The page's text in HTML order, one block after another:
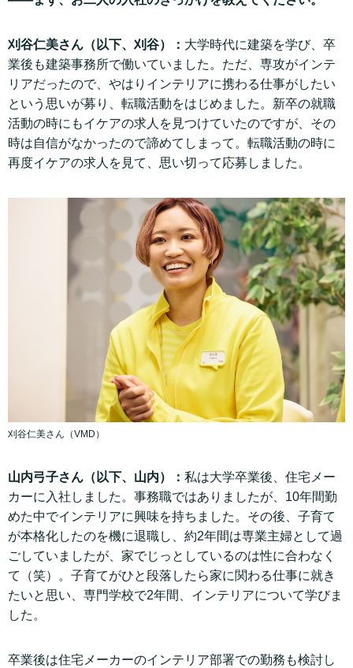
刈谷仁美さん（以下、刈谷）： 大学時代に建築を学び、卒
業後も建築事務所で働いていました。ただ、専攻がインテ
リアだったので、やはりインテリアに携わる仕事がしたい
という思いが募り、転職活動をはじめました。新卒の就職
活動の時にもイケアの求人を見つけていたのですが、その
時は自信がなかったので諦めてしまって。転職活動の時に
再度イケアの求人を見て、思い切って応募しました。
刈谷仁美さん（VMD）
山内弓子さん（以下、山内）： 私は大学卒業後、住宅メー
カーに入社しました。事務職ではありましたが、10年間勤
めた中でインテリアに興味を持ちました。その後、子育て
が本格化したのを機に退職し、約2年間は専業主婦として過
ごしていましたが、家でじっとしているのは性に合わなく
て（笑）。子育てがひと段落したら家に関わる仕事に就き
たいと思い、専門学校で2年間、インテリアについて学びま
した。
卒業後は住宅メーカーのインテリア部署での勤務も検討し